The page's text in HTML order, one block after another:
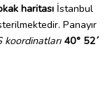
haritası İstanbul
Panayır
koordinatları 40° 52´